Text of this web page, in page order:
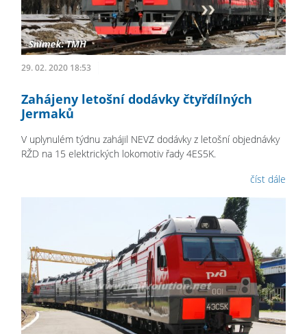
29. 02. 2020 18:53
Zahájeny letošní dodávky čtyřdílných
Jermaků
V uplynulém týdnu zahájil NEVZ dodávky z letošní objednávky
RŽD na 15 elektrických lokomotiv řady 4ES5K.
číst dále